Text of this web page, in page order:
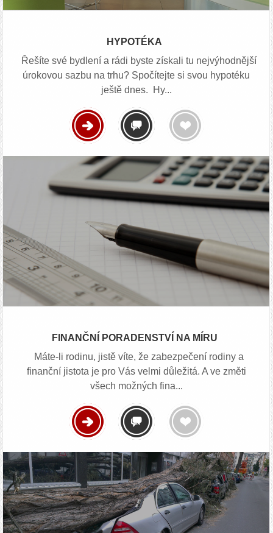
HYPOTÉKA
Řešíte své bydlení a rádi byste získali tu nejvýhodnější
úrokovou sazbu na trhu? Spočítejte si svou hypotéku
ještě dnes. Hy...
FINANČNÍ PORADENSTVÍ NA MÍRU
Máte-li rodinu, jistě víte, že zabezpečení rodiny a
finanční jistota je pro Vás velmi důležitá. A ve změti
všech možných fina...